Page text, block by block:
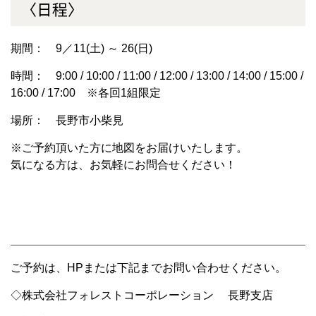
〈日程〉
期間： 9／11(土) ～ 26(日)
時間： 9:00 / 10:00 / 11:00 / 12:00 / 13:00 / 14:00 / 15:00 /
16:00 / 17:00 ※各回1組限定
場所： 長野市小柴見
※ご予約頂いた方に地図をお届けいたします。
気になる方は、お気軽にお問合せください！
ご予約は、HPまたは下記までお問い合わせください。
◇株式会社フォレストコーポレーション 長野支店